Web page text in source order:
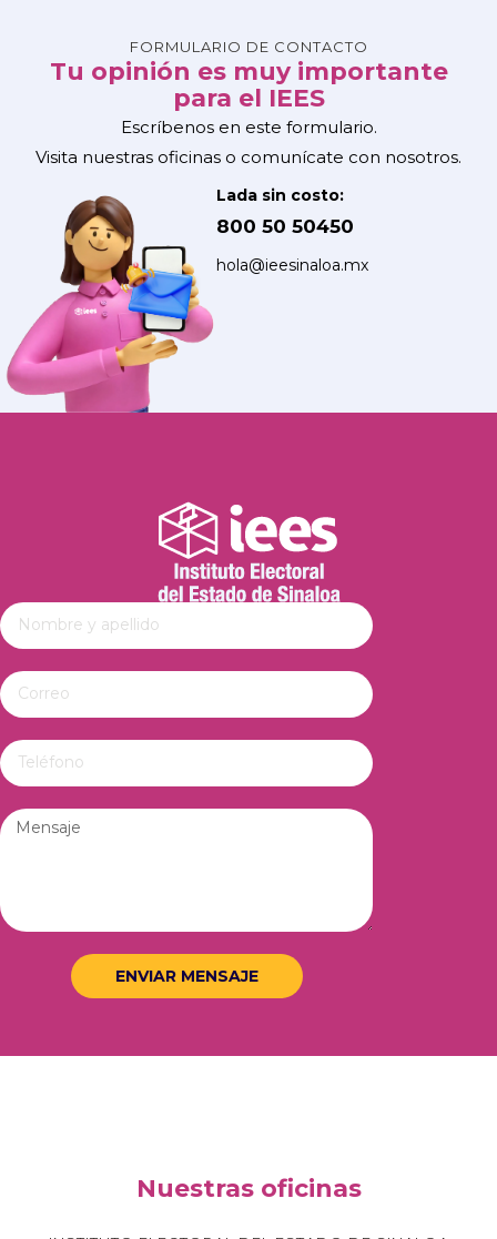
FORMULARIO DE CONTACTO
Tu opinión es muy importante
para el IEES
Escríbenos en este formulario.
Visita nuestras oficinas o comunícate con nosotros.
Lada sin costo:
800 50 50450
hola@ieesinaloa.mx
ENVIAR MENSAJE
Nuestras oficinas